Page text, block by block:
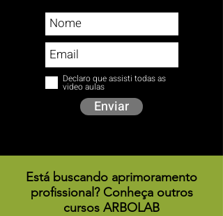
Declaro que assisti todas as
video aulas
Enviar
Está buscando aprimoramento
profissional? Conheça outros
cursos ARBOLAB